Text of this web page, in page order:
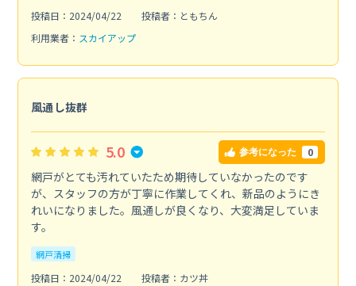
投稿日：2024/04/22
投稿者：ともちん
利用業者： スカイアップ
風通し抜群
5.0 参考になった 0
網戸がとても汚れていたため期待していなかったのです
が、スタッフの方が丁寧に作業してくれ、新品のようにき
れいになりました。風通しが良くなり、大変満足していま
す。
網戸清掃
投稿日：2024/04/22
投稿者：カツ丼